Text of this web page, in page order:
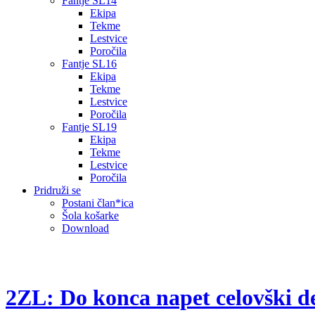
Ekipa
Tekme
Lestvice
Poročila
Fantje SL16
Ekipa
Tekme
Lestvice
Poročila
Fantje SL19
Ekipa
Tekme
Lestvice
Poročila
Pridruži se
Postani član*ica
Šola košarke
Download
2ZL: Do konca napet celovški